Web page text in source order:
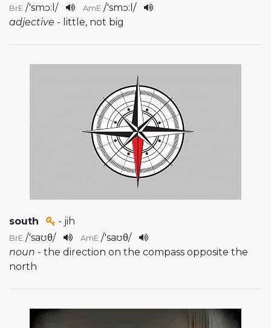
BrE /'smɔ:l / AmE /'smɔ:l /
adjective - little, not big
south - jih
BrE /'saʊθ/ AmE /'saʊθ/
noun - the direction on the compass opposite the
north